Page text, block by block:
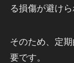
る損傷が避け
そのため、定
要です。